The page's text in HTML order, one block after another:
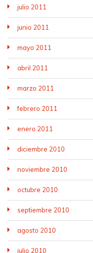
julio 2011
junio 2011
mayo 2011
abril 2011
marzo 2011
febrero 2011
enero 2011
diciembre 2010
noviembre 2010
octubre 2010
septiembre 2010
agosto 2010
julio 2010